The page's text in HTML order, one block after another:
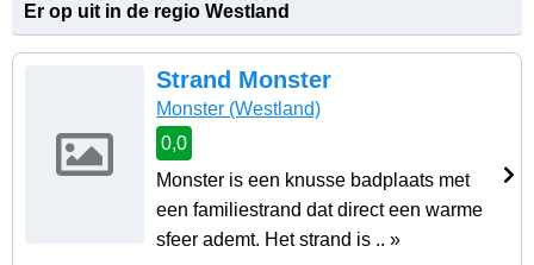
Er op uit in de regio Westland
Strand Monster
Monster (Westland)
0,0
Monster is een knusse badplaats met
een familiestrand dat direct een warme
sfeer ademt. Het strand is .. »